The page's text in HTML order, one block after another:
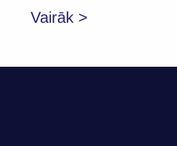
Vairāk >